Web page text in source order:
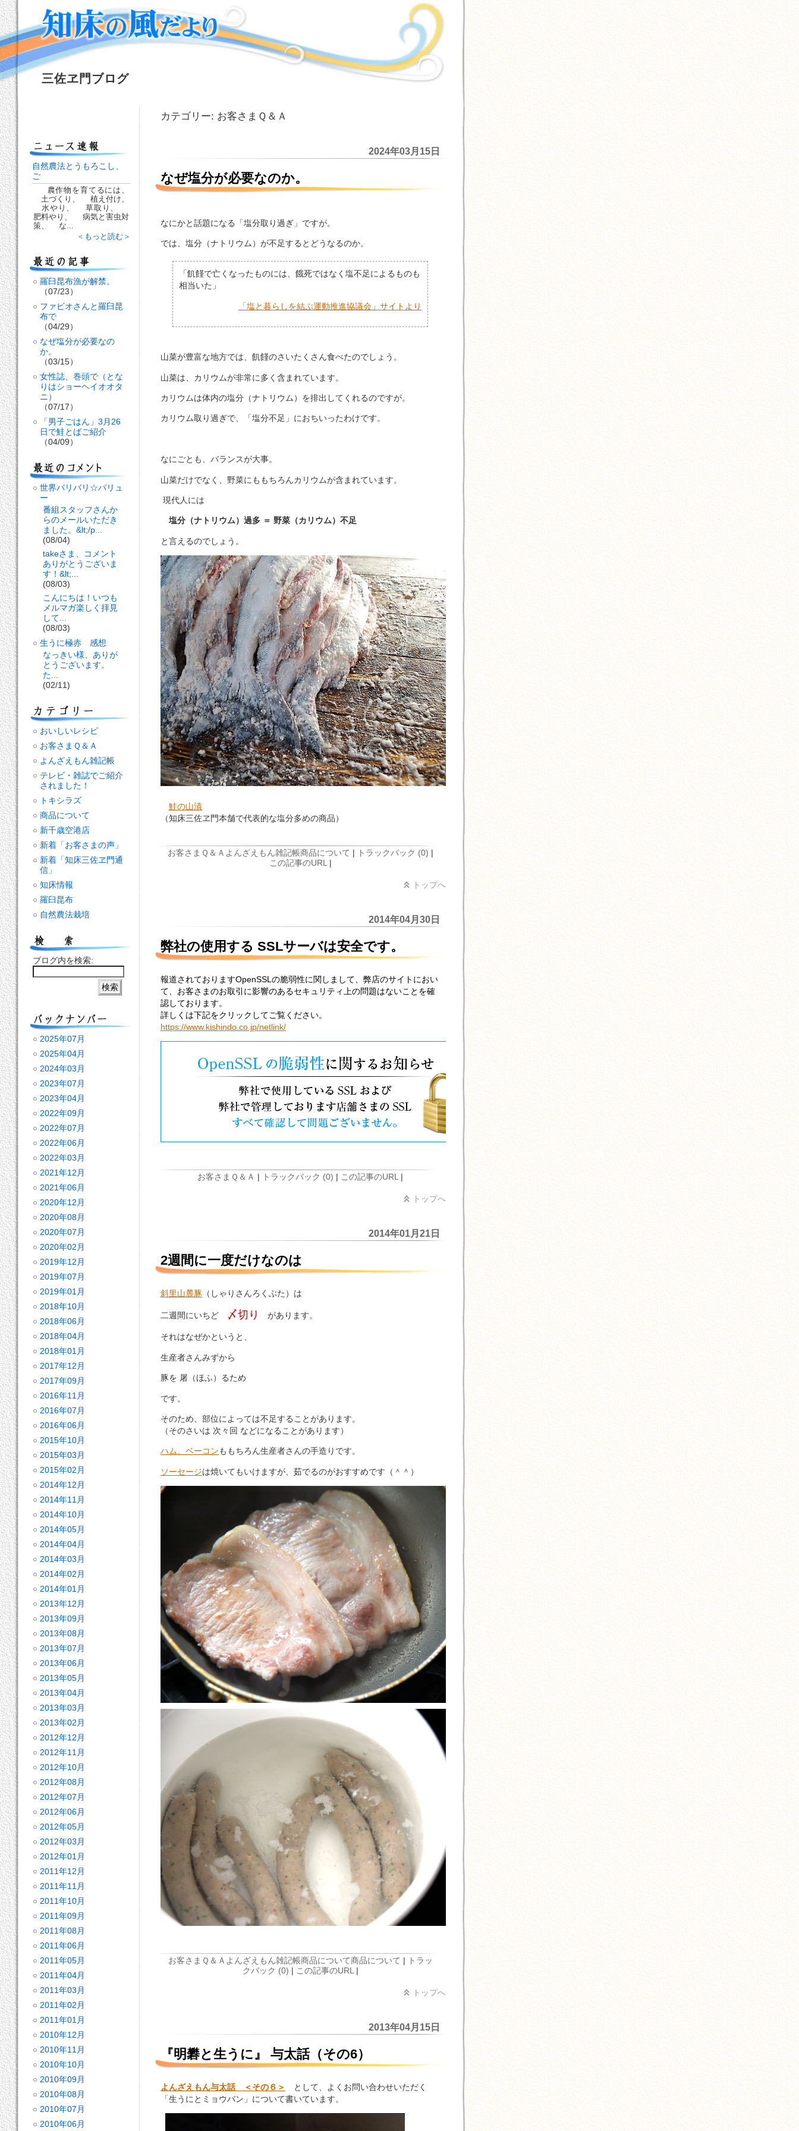
三佐ヱ門ブログ
カテゴリー: お客さまＱ＆Ａ
2024年03月15日
なぜ塩分が必要なのか。
なにかと話題になる「塩分取り過ぎ」ですが。
では、塩分（ナトリウム）が不足するとどうなるのか。
「飢饉で亡くなったものには、餓死ではなく塩不足によるものも
相当いた」
「塩と暮らしを結ぶ運動推進協議会」サイトより
山菜が豊富な地方では、飢饉のさいたくさん食べたのでしょう。
山菜は、カリウムが非常に多く含まれています。
カリウムは体内の塩分（ナトリウム）を排出してくれるのですが。
カリウム取り過ぎで、「塩分不足」におちいったわけです。
なにごとも、バランスが大事。
山菜だけでなく、野菜にももちろんカリウムが含まれています。
現代人には
塩分（ナトリウム）過多 ＝ 野菜（カリウム）不足
と言えるのでしょう。
鮭の山漬
（知床三佐ヱ門本舗で代表的な塩分多めの商品）
お客さまＱ＆Ａ よんざえもん雑記帳商品について | トラックバック (0) |
この記事のURL |
トップへ
2014年04月30日
弊社の使用する SSLサーバは安全です。
報道されておりますOpenSSLの脆弱性に関しまして、弊店のサイトにおい
て、お客さまのお取引に影響のあるセキュリティ上の問題はないことを確
認しております。
詳しくは下記をクリックしてご覧ください。
https://www.kishindo.co.jp/netlink/
お客さまＱ＆Ａ | トラックバック (0) | この記事のURL |
トップへ
2014年01月21日
2週間に一度だけなのは
斜里山麓豚 （しゃりさんろくぶた）は
二週間にいちど 〆切り があります。
それはなぜかというと、
生産者さんみずから
豚を 屠（ほふ）るため
です。
そのため、部位によっては不足することがあります。
（そのさいは 次々回 などになることがあります）
ハム、ベーコンももちろん生産者さんの手造りです。
ソーセージは焼いてもいけますが、茹でるのがおすすめです（＾＾）
お客さまＱ＆Ａ よんざえもん雑記帳商品について商品について |
トラッ
クバック (0) | この記事のURL |
トップへ
2013年04月15日
『明礬と生うに』 与太話（その6）
よんざえもん与太話 ＜その６＞
として、よくお問い合わせいただく
「生うにとミョウバン」について書いています。
自然農法とうもろこし、
ご
農作物を育てるには、
土づくり、 植え付け、
水やり、 草取り、
肥料やり、 病気と害虫対
策、 な...
＜もっと読む＞
羅臼昆布漁が解禁。
（07/23）
ファビオさんと羅臼昆
布で
（04/29）
なぜ塩分が必要なの
か。
（03/15）
女性誌、巻頭で（とな
りはショーヘイオオタ
ニ）
（07/17）
「男子ごはん」3月26
日で鮭とばご紹介
（04/09）
世界バリバリ☆バリュ
ー
番組スタッフさんか
らのメールいただき
ました。&lt;/p...
(08/04)
takeさま、コメント
ありがとうございま
す！&lt;...
(08/03)
こんにちは！いつも
メルマガ楽しく拝見
して...
(08/03)
生うに極赤 感想
なっきい様、ありが
とうございます。
た...
(02/11)
おいしいレシピ
お客さまＱ＆Ａ
よんざえもん雑記帳
テレビ・雑誌でご紹介
されました！
トキシラズ
商品について
新千歳空港店
新着「お客さまの声」
新着「知床三佐ヱ門通
信」
知床情報
羅臼昆布
自然農法栽培
ブログ内を検索:
2025年07月
2025年04月
2024年03月
2023年07月
2023年04月
2022年09月
2022年07月
2022年06月
2022年03月
2021年12月
2021年06月
2020年12月
2020年08月
2020年07月
2020年02月
2019年12月
2019年07月
2019年01月
2018年10月
2018年06月
2018年04月
2018年01月
2017年12月
2017年09月
2016年11月
2016年07月
2016年06月
2015年10月
2015年03月
2015年02月
2014年12月
2014年11月
2014年10月
2014年05月
2014年04月
2014年03月
2014年02月
2014年01月
2013年12月
2013年09月
2013年08月
2013年07月
2013年06月
2013年05月
2013年04月
2013年03月
2013年02月
2012年12月
2012年11月
2012年10月
2012年08月
2012年07月
2012年06月
2012年05月
2012年03月
2012年01月
2011年12月
2011年11月
2011年10月
2011年09月
2011年08月
2011年06月
2011年05月
2011年04月
2011年03月
2011年02月
2011年01月
2010年12月
2010年11月
2010年10月
2010年09月
2010年08月
2010年07月
2010年06月